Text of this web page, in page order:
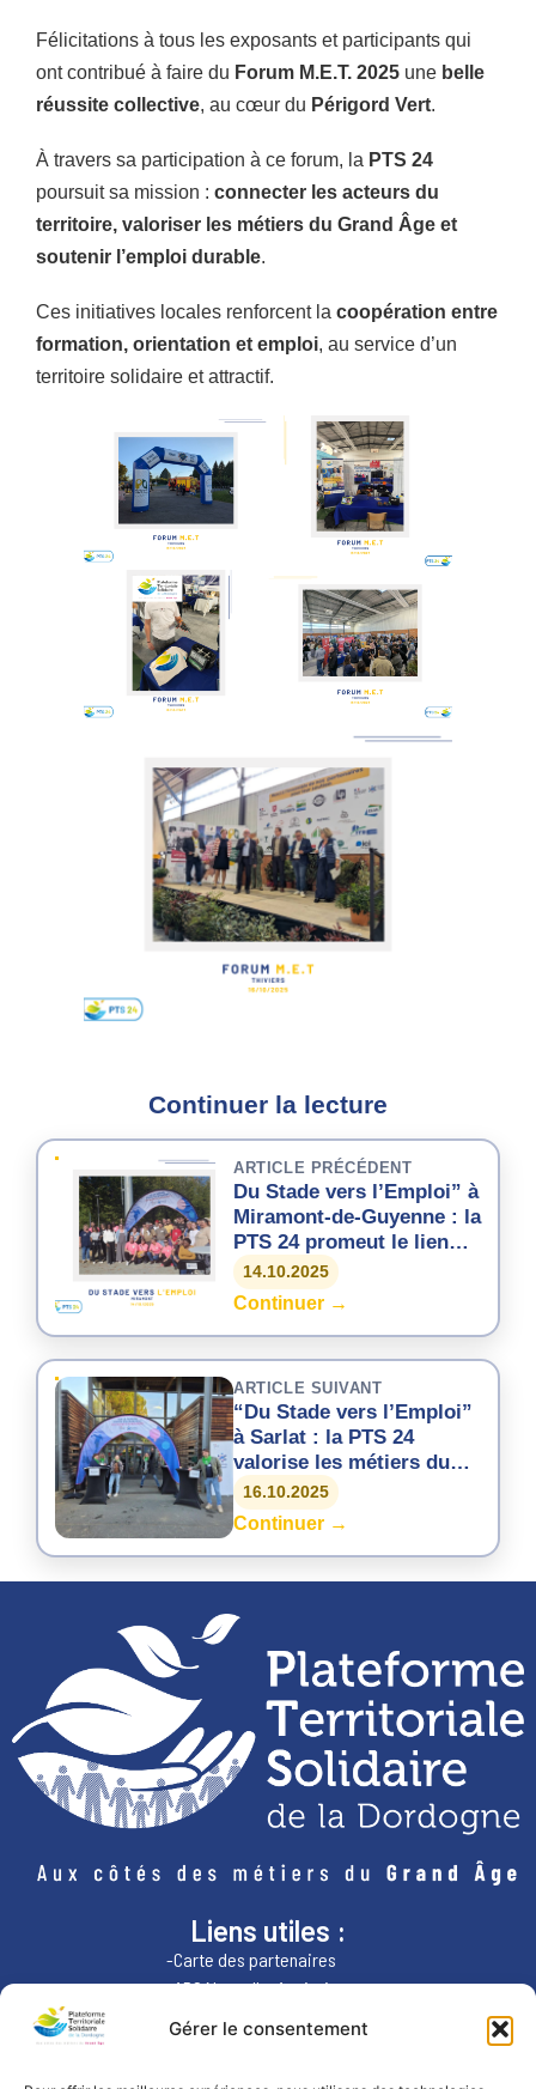
Gérer le consentement
Félicitations à tous les exposants et participants qui
ont contribué à faire du Forum M.E.T. 2025 une belle
réussite collective, au cœur du Périgord Vert.
À travers sa participation à ce forum, la PTS 24
poursuit sa mission : connecter les acteurs du
territoire, valoriser les métiers du Grand Âge et
soutenir l’emploi durable.
Ces initiatives locales renforcent la coopération entre
formation, orientation et emploi, au service d’un
territoire solidaire et attractif.
Continuer la lecture
ARTICLE PRÉCÉDENT
Du Stade vers l’Emploi” à
Miramont-de-Guyenne : la
PTS 24 promeut le lien
entre sport, insertion et
métiers du Grand Âge
14.10.2025
Continuer →
ARTICLE SUIVANT
“Du Stade vers l’Emploi”
à Sarlat : la PTS 24
valorise les métiers du
Grand Âge par le sport et
l’insertion
16.10.2025
Continuer →
Liens utiles :
-Carte des partenaires
-ARS Nouvelle-Aquitaine
-Région Nouvelle-Aquitaine